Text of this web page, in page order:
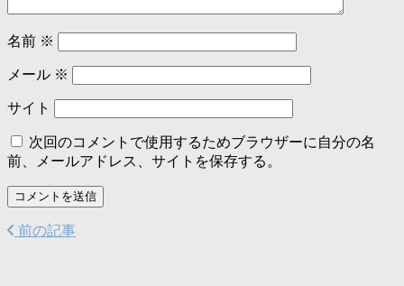
名前 ※
メール ※
サイト
次回のコメントで使用するためブラウザーに自分の名
前、メールアドレス、サイトを保存する。
前の記事